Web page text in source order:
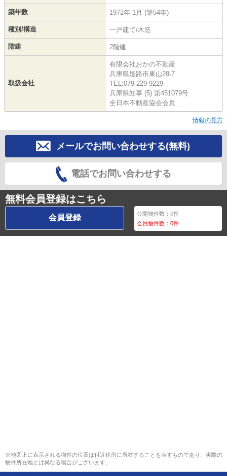
築年数 1972年 1月 (築54年)
種別/構造 一戸建て/木造
階建 2階建
取扱会社
有限会社おかの不動産
兵庫県姫路市東山28-7
TEL:079-229-9229
兵庫県知事 (5) 第451079号
全日本不動産協会会員
情報の見方
メールでお問い合わせする(無料)
電話でお問い合わせする
無料会員登録はこちら
会員登録 公開物件数：0件
会員物件数：0件
※地図上に表示される物件の位置は付近住所に所在することを表すものであり、実際の
物件所在地とは異なる場合がございます。